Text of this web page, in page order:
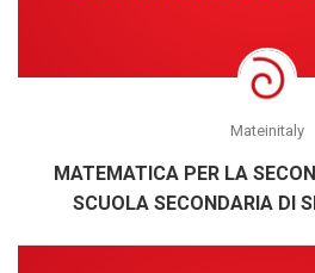
Mateinitaly
MATEMATICA PER LA
SCUOLA SECONDARIA DI